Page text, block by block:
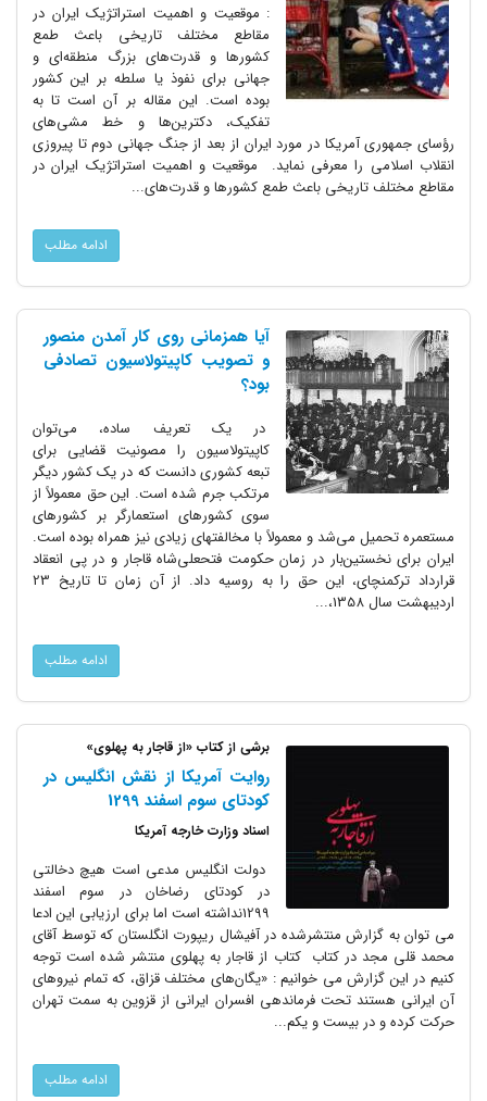
: موقعیت و اهمیت استراتژیک ایران در
مقاطع مختلف تاریخی باعث طمع
کشورها و قدرت‌های بزرگ منطقه‌ای و
جهانی برای نفوذ یا سلطه بر این کشور
بوده است. این مقاله بر آن است تا به
تفکیک، دکترین‌ها و خط مشی‌های
رؤسای جمهوری آمریکا در مورد ایران از بعد از جنگ جهانی دوم تا پیروزی
انقلاب اسلامی را معرفی نماید. موقعیت و اهمیت استراتژیک ایران در
مقاطع مختلف تاریخی باعث طمع کشورها و قدرت‌های...
ادامه مطلب
آیا همزمانی روی کار آمدن منصور
و تصویب کاپیتولاسیون تصادفی
بود؟
در یک تعریف ساده، می‌توان
کاپیتولاسیون را مصونیت قضایی برای
تبعه کشوری دانست که در یک کشور دیگر
مرتکب جرم شده‌ است. این حق معمولاً از
سوی کشورهای استعمارگر بر کشورهای
مستعمره تحمیل می‌شد و معمولاً با مخالفتهای زیادی نیز همراه بوده است.
ایران برای نخستین‌بار در زمان حکومت فتحعلی‌شاه قاجار و در پی انعقاد
قرارداد ترکمنچای، این حق را به روسیه داد. از آن زمان تا تاریخ 23
اردیبهشت سال 1358،...
ادامه مطلب
برشی از کتاب «از قاجار به پهلوی»
روایت آمریکا از نقش انگلیس در
کودتای سوم اسفند 1299
اسناد وزارت خارجه آمریکا
دولت انگلیس مدعی است هیچ دخالتی
در کودتای رضاخان در سوم اسفند
1299نداشته است اما برای ارزیابی این ادعا
می توان به گزارش منتشرشده در آفیشال ریپورت انگلستان که توسط آقای
محمد قلی مجد در کتاب کتاب از قاجار به پهلوی منتشر شده است توجه
کنیم در این گزارش می خوانیم : «یگان‌های مختلف قزاق، که تمام نیرو‌های
آن ایرانی هستند تحت فرماندهی افسران ایرانی از قزوین به سمت تهران
حرکت کرده و در بیست و یکم...
ادامه مطلب